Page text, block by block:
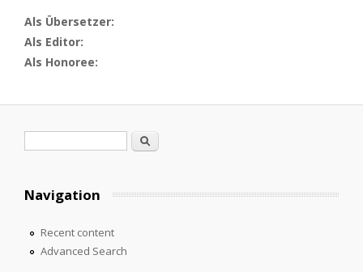
Als Übersetzer:
Als Editor:
Als Honoree:
Search
Navigation
Recent content
Advanced Search